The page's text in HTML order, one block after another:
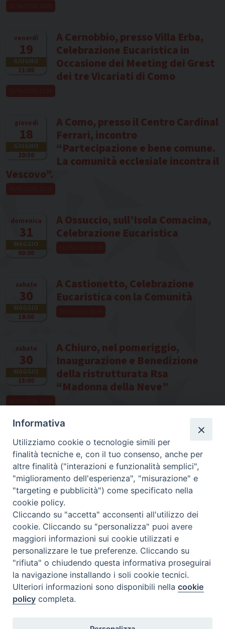
venerdì
19
GIUGNO
11:00
A Cernobbio, presso Villa Erba,
Celebrazione Eucaristica in
Occasione dei Meeting dei Grest
dei tre Vicariati di Como
giovedì
18
GIUGNO
20:30
A Como, presso il Centro Cardinal
Ferrari, incontro
“Partecipazione e bene comune.
La comunità ecclesiale incontra il
Vescovo”.
domenica
31
MAGGIO
00:00
A Ossuccio, sull’Isola Comacina,
Celebrazione Eucaristica
sabato
30
MAGGIO
18:00
A Castionetto, Celebrazione
Eucaristica con la Comunità
sabato
30
MAGGIO
15:00
A Chiuro, nel pomeriggio,
Inaugurazione e Benedizione
della ristrutturata Rsa
“Madonna della Neve”
Diocesi
di Como
Diocesi di Como | piazza Grimoldi, 5
Riproduzione solo con permesso.
Informativa
Utilizziamo cookie o tecnologie simili per
finalità tecniche e, con il tuo consenso, anche per
altre finalità ("interazioni e funzionalità semplici",
"miglioramento dell'esperienza", "misurazione" e
"targeting e pubblicità") come specificato nella
cookie policy.
Cliccando su "accetta" acconsenti all'utilizzo dei
cookie. Cliccando su "personalizza" puoi avere
maggiori informazioni sui cookie utilizzati e
personalizzare le tue preferenze. Cliccando su
"rifiuta" o chiudendo questa informativa proseguirai
la navigazione installando i soli cookie tecnici.
Ulteriori informazioni sono disponibili nellacookie
policy completa.